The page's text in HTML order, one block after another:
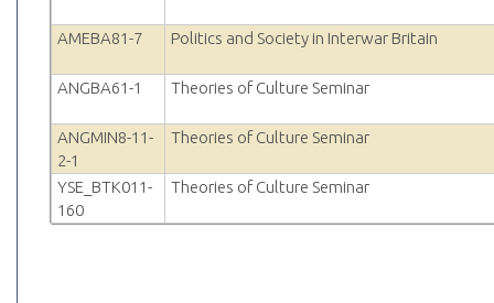
AMEBA81-7 Politics and Society in Interwar Britain
ANGBA61-1 Theories of Culture Seminar
ANGMIN8-11-
2-1
Theories of Culture Seminar
YSE_BTK011-
160
Theories of Culture Seminar